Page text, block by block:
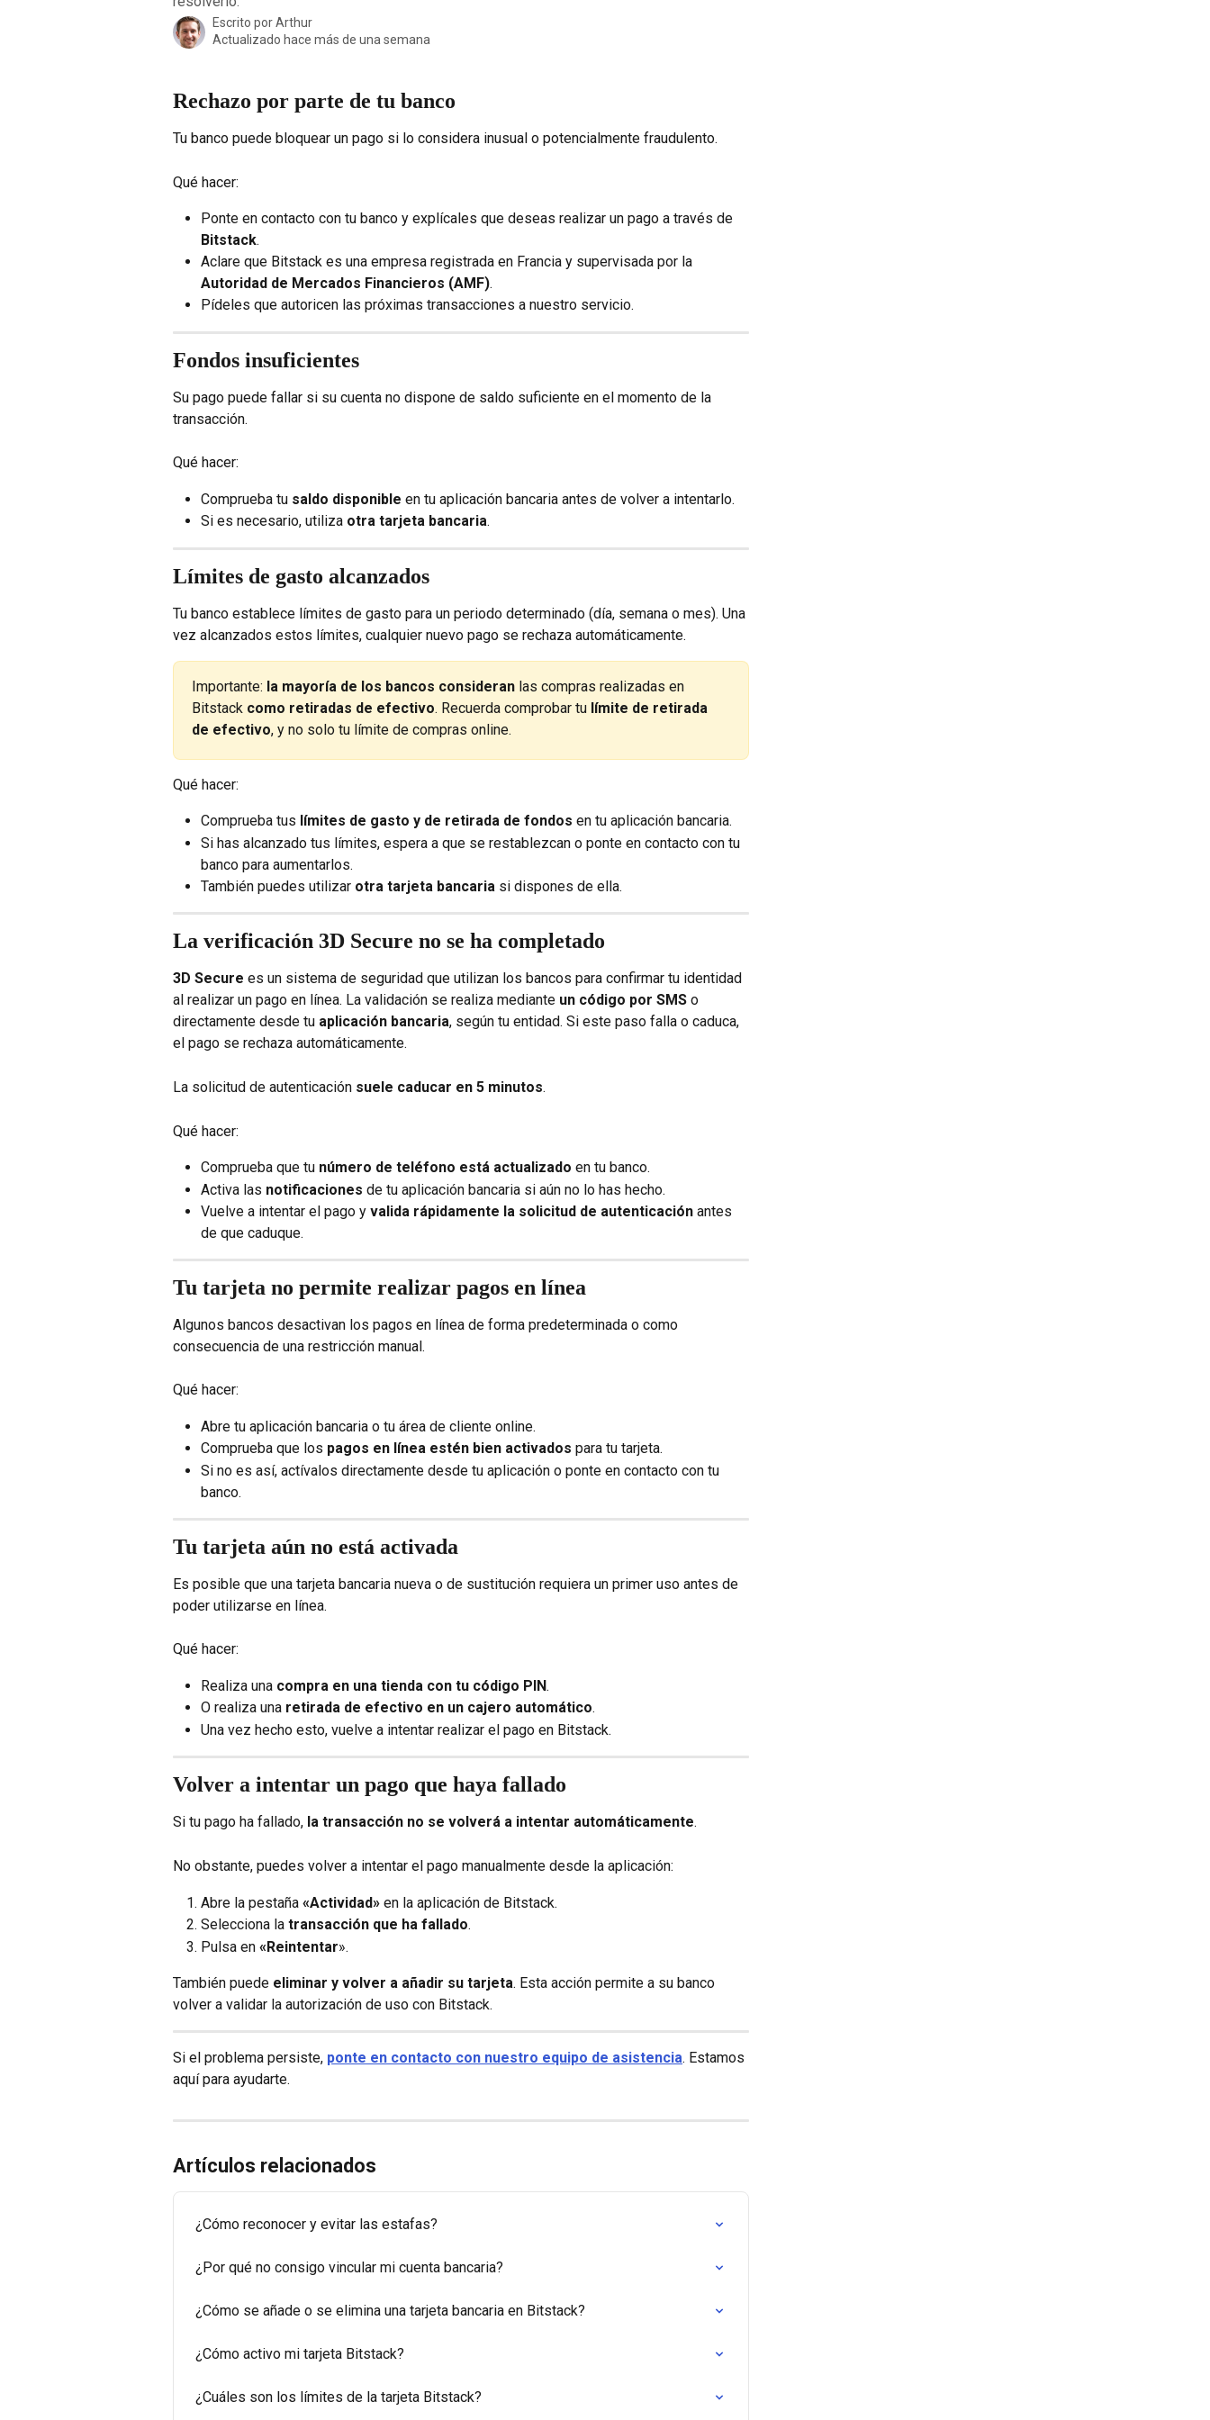
Escrito porArthur
Actualizado hace más de una semana
Rechazo por parte de tu banco
Tu banco puede bloquear un pago si lo considera inusual o potencialmente fraudulento.
Qué hacer:
Ponte en contacto con tu banco y explícales que deseas realizar un pago a través de
Bitstack.
Aclare que Bitstack es una empresa registrada en Francia y supervisada por la
Autoridad de Mercados Financieros (AMF).
Pídeles que autoricen las próximas transacciones a nuestro servicio.
Fondos insuficientes
Su pago puede fallar si su cuenta no dispone de saldo suficiente en el momento de la
transacción.
Qué hacer:
Comprueba tu saldo disponible en tu aplicación bancaria antes de volver a intentarlo.
Si es necesario, utiliza otra tarjeta bancaria.
Límites de gasto alcanzados
Tu banco establece límites de gasto para un periodo determinado (día, semana o mes). Una
vez alcanzados estos límites, cualquier nuevo pago se rechaza automáticamente.
Importante: la mayoría de los bancos consideran las compras realizadas en
Bitstack como retiradas de efectivo. Recuerda comprobar tu límite de retirada
de efectivo, y no solo tu límite de compras online.
Qué hacer:
Comprueba tus límites de gasto y de retirada de fondos en tu aplicación bancaria.
Si has alcanzado tus límites, espera a que se restablezcan o ponte en contacto con tu
banco para aumentarlos.
También puedes utilizar otra tarjeta bancaria si dispones de ella.
La verificación 3D Secure no se ha completado
3D Secure es un sistema de seguridad que utilizan los bancos para confirmar tu identidad
al realizar un pago en línea. La validación se realiza mediante un código por SMS o
directamente desde tu aplicación bancaria, según tu entidad. Si este paso falla o caduca,
el pago se rechaza automáticamente.
La solicitud de autenticación suele caducar en 5 minutos.
Qué hacer:
Comprueba que tu número de teléfono está actualizado en tu banco.
Activa las notificaciones de tu aplicación bancaria si aún no lo has hecho.
Vuelve a intentar el pago y valida rápidamente la solicitud de autenticación antes
de que caduque.
Tu tarjeta no permite realizar pagos en línea
Algunos bancos desactivan los pagos en línea de forma predeterminada o como
consecuencia de una restricción manual.
Qué hacer:
Abre tu aplicación bancaria o tu área de cliente online.
Comprueba que los pagos en línea estén bien activados para tu tarjeta.
Si no es así, actívalos directamente desde tu aplicación o ponte en contacto con tu
banco.
Tu tarjeta aún no está activada
Es posible que una tarjeta bancaria nueva o de sustitución requiera un primer uso antes de
poder utilizarse en línea.
Qué hacer:
Realiza una compra en una tienda con tu código PIN.
O realiza una retirada de efectivo en un cajero automático.
Una vez hecho esto, vuelve a intentar realizar el pago en Bitstack.
Volver a intentar un pago que haya fallado
Si tu pago ha fallado, la transacción no se volverá a intentar automáticamente.
No obstante, puedes volver a intentar el pago manualmente desde la aplicación:
Abre la pestaña «Actividad» en la aplicación de Bitstack.
Selecciona la transacción que ha fallado.
Pulsa en «Reintentar».
También puede eliminar y volver a añadir su tarjeta. Esta acción permite a su banco
volver a validar la autorización de uso con Bitstack.
Si el problema persiste, ponte en contacto con nuestro equipo de asistencia. Estamos
aquí para ayudarte.
Artículos relacionados
¿Cómo reconocer y evitar las estafas?
¿Por qué no consigo vincular mi cuenta bancaria?
¿Cómo se añade o se elimina una tarjeta bancaria en Bitstack?
¿Cómo activo mi tarjeta Bitstack?
¿Cuáles son los límites de la tarjeta Bitstack?